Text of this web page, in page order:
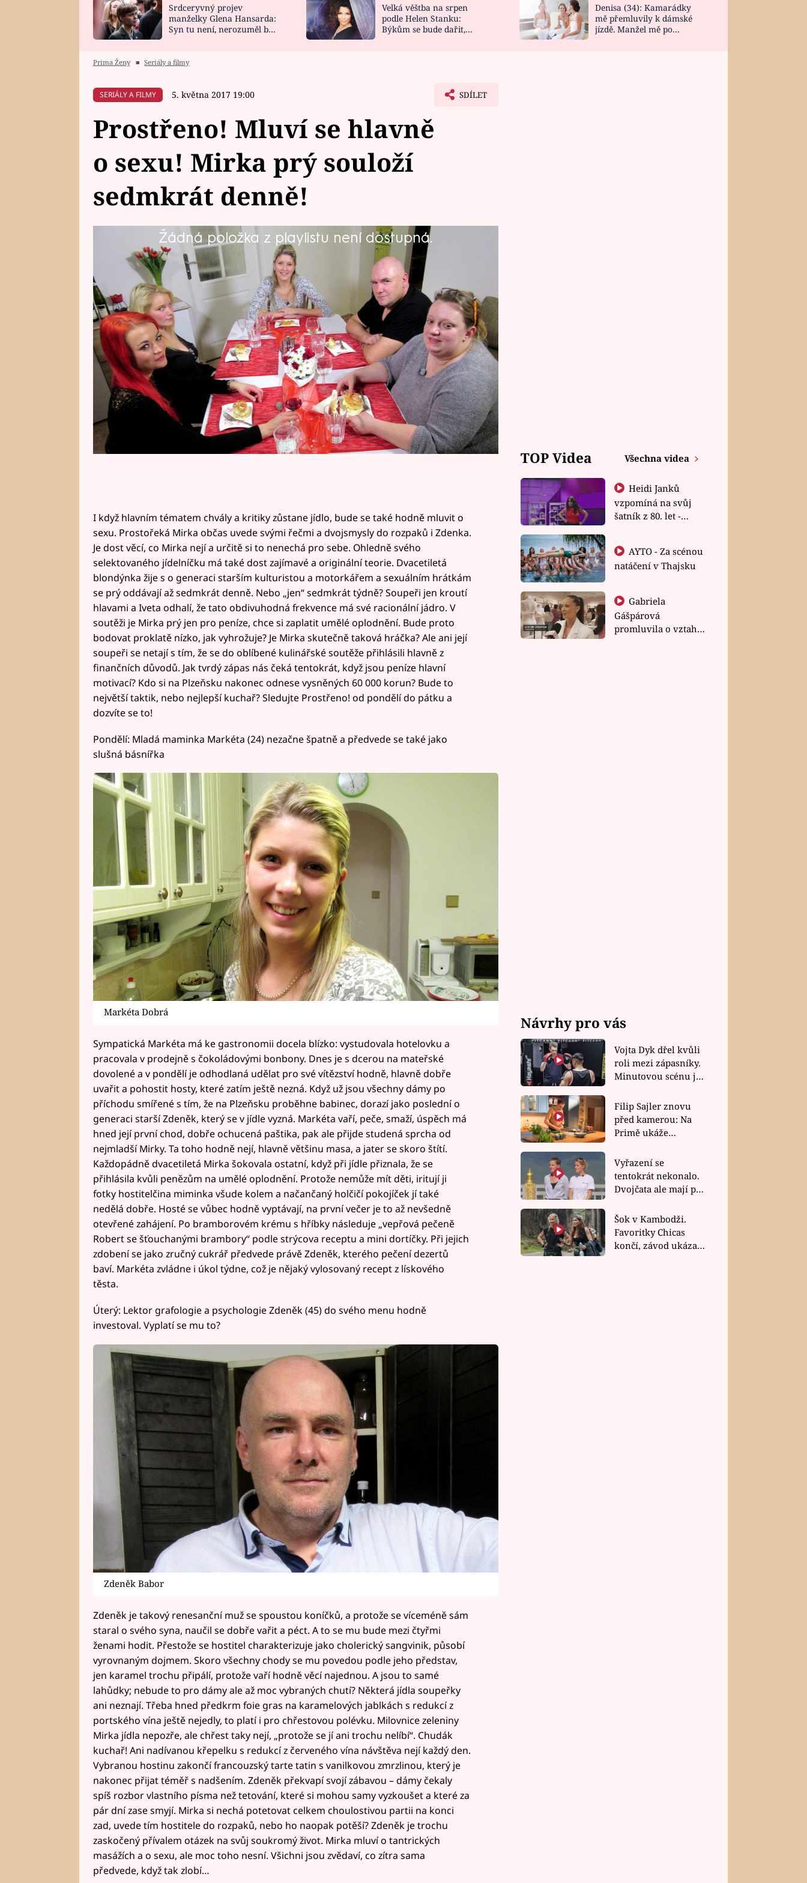
HOROSKOP NA
CELEBRITY
VAŘENÍ
NOVINKY
VIDEORECEPTY
DESIGN
Srdceryvný projev
manželky Glena Hansarda:
Syn tu není, nerozuměl by
Velká věštba na srpen
podle Helen Stanku:
Býkům se bude dařit,
Denisa (34): Kamarádky
mě přemluvily k dámské
jízdě. Manžel mě po
Prima Ženy ■ Seriály a filmy
SERIÁLY A FILMY 5. května 2017 19:00 SDÍLET
Prostřeno! Mluví se hlavně
o sexu! Mirka prý souloží
sedmkrát denně!
Žádná položka z playlistu není dostupná.
Barvy Plzeňského kraje budou reprezentovat čtyři ženy a jediný muž,
grafolog a gurmán Zdeněk. Úkolem týdne bude lístkové těsto ve
slané i sladké podobě. Díky nejmladší hostitelce, masérce Mirce, nuda
u stolu rozhodně nebude.
I když hlavním tématem chvály a kritiky zůstane jídlo, bude se také hodně mluvit o
sexu. Prostořeká Mirka občas uvede svými řečmi a dvojsmysly do rozpaků i Zdenka.
Je dost věcí, co Mirka nejí a určitě si to nenechá pro sebe. Ohledně svého
selektovaného jídelníčku má také dost zajímavé a originální teorie. Dvacetiletá
blondýnka žije s o generaci starším kulturistou a motorkářem a sexuálním hrátkám
se prý oddávají až sedmkrát denně. Nebo „jen“ sedmkrát týdně? Soupeři jen kroutí
hlavami a Iveta odhalí, že tato obdivuhodná frekvence má své racionální jádro. V
soutěži je Mirka prý jen pro peníze, chce si zaplatit umělé oplodnění. Bude proto
bodovat proklatě nízko, jak vyhrožuje? Je Mirka skutečně taková hráčka? Ale ani její
soupeři se netají s tím, že se do oblíbené kulinářské soutěže přihlásili hlavně z
finančních důvodů. Jak tvrdý zápas nás čeká tentokrát, když jsou peníze hlavní
motivací? Kdo si na Plzeňsku nakonec odnese vysněných 60 000 korun? Bude to
největší taktik, nebo nejlepší kuchař? Sledujte Prostřeno! od pondělí do pátku a
dozvíte se to!
Pondělí: Mladá maminka Markéta (24) nezačne špatně a předvede se také jako
slušná básnířka
Markéta Dobrá
Sympatická Markéta má ke gastronomii docela blízko: vystudovala hotelovku a
pracovala v prodejně s čokoládovými bonbony. Dnes je s dcerou na mateřské
dovolené a v pondělí je odhodlaná udělat pro své vítězství hodně, hlavně dobře
uvařit a pohostit hosty, které zatím ještě nezná. Když už jsou všechny dámy po
příchodu smířené s tím, že na Plzeňsku proběhne babinec, dorazí jako poslední o
generaci starší Zdeněk, který se v jídle vyzná. Markéta vaří, peče, smaží, úspěch má
hned její první chod, dobře ochucená paštika, pak ale přijde studená sprcha od
nejmladší Mirky. Ta toho hodně nejí, hlavně většinu masa, a jater se skoro štítí.
Každopádně dvacetiletá Mirka šokovala ostatní, když při jídle přiznala, že se
přihlásila kvůli penězům na umělé oplodnění. Protože nemůže mít děti, iritují ji
fotky hostitelčina miminka všude kolem a načančaný holčičí pokojíček jí také
nedělá dobře. Hosté se vůbec hodně vyptávají, na první večer je to až nevšedně
otevřené zahájení. Po bramborovém krému s hříbky následuje „vepřová pečeně
Robert se šťouchanými brambory“ podle strýcova receptu a mini dortíčky. Při jejich
zdobení se jako zručný cukrář předvede právě Zdeněk, kterého pečení dezertů
baví. Markéta zvládne i úkol týdne, což je nějaký vylosovaný recept z lískového
těsta.
Úterý: Lektor grafologie a psychologie Zdeněk (45) do svého menu hodně
investoval. Vyplatí se mu to?
Zdeněk Babor
Zdeněk je takový renesanční muž se spoustou koníčků, a protože se víceméně sám
staral o svého syna, naučil se dobře vařit a péct. A to se mu bude mezi čtyřmi
ženami hodit. Přestože se hostitel charakterizuje jako cholerický sangvinik, působí
vyrovnaným dojmem. Skoro všechny chody se mu povedou podle jeho představ,
jen karamel trochu připálí, protože vaří hodně věcí najednou. A jsou to samé
lahůdky; nebude to pro dámy ale až moc vybraných chutí? Některá jídla soupeřky
ani neznají. Třeba hned předkrm foie gras na karamelových jablkách s redukcí z
portského vína ještě nejedly, to platí i pro chřestovou polévku. Milovnice zeleniny
Mirka jídla nepozře, ale chřest taky nejí, „protože se jí ani trochu nelíbí“. Chudák
kuchař! Ani nadívanou křepelku s redukcí z červeného vína návštěva nejí každý den.
Vybranou hostinu zakončí francouzský tarte tatin s vanilkovou zmrzlinou, který je
nakonec přijat téměř s nadšením. Zdeněk překvapí svojí zábavou – dámy čekaly
spíš rozbor vlastního písma než tetování, které si mohou samy vyzkoušet a které za
pár dní zase smyjí. Mirka si nechá potetovat celkem choulostivou partii na konci
zad, uvede tím hostitele do rozpaků, nebo ho naopak potěší? Zdeněk je trochu
zaskočený přívalem otázek na svůj soukromý život. Mirka mluví o tantrických
masážích a o sexu, ale moc toho nesní. Všichni jsou zvědaví, co zítra sama
předvede, když tak zlobí…
TOP Videa Všechna videa
Heidi Janků
vzpomíná na svůj
šatník z 80. let -
natáčení v Thajsku
Gabriela
Gášpárová
promluvila o vztahu
Návrhy pro vás
Vojta Dyk dřel kvůli
roli mezi zápasníky.
Minutovou scénu jel
Filip Sajler znovu
před kamerou: Na
Primě ukáže
rychlé recepty
Vyřazení se
tentokrát nekonalo.
Dvojčata ale mají po
závodu nůž na krku
Šok v Kambodži.
Favoritky Chicas
končí, závod ukázal